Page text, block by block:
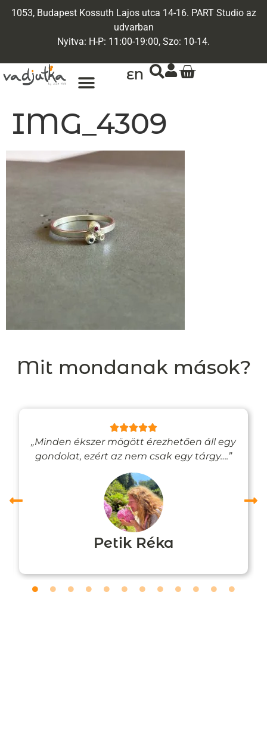
1053, Budapest Kossuth Lajos utca 14-16. PART Studio az
udvarban
Nyitva: H-P: 11:00-19:00, Szo: 10-14.
EN
IMG_4309
Mit mondanak mások?
„Minden ékszer mögött érezhetően áll egy
gondolat, ezért az nem csak egy tárgy….”
Petik Réka